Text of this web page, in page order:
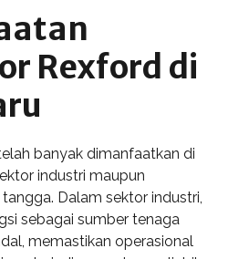
Rexford di
banyak dimanfaatkan di
industri maupun
Dalam sektor industri,
sebagai sumber tenaga
memastikan operasional